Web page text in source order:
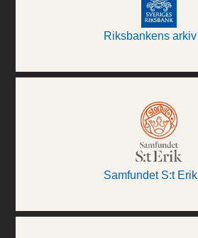
Riksbankens arkiv
Samfundet S:t Erik